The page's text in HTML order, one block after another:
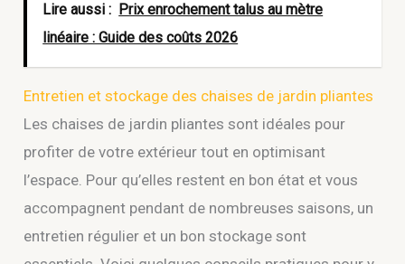
Lire aussi : Prix enrochement talus au mètre
linéaire : Guide des coûts 2026
Entretien et stockage des chaises de jardin pliantes
Les chaises de jardin pliantes sont idéales pour
profiter de votre extérieur tout en optimisant
l’espace. Pour qu’elles restent en bon état et vous
accompagnent pendant de nombreuses saisons, un
entretien régulier et un bon stockage sont